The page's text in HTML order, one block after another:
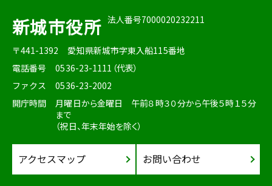
新城市役所 法人番号7000020232211
〒441-1392
愛知県新城市字東入船115番地
電話番号
0536-23-1111（代表）
ファクス
0536-23-2002
開庁時間
月曜日から金曜日 午前８時３０分から午後５時１５分
まで
（祝日、年末年始を除く）
アクセスマップ お問い合わせ